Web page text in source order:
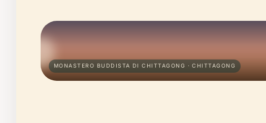
MONASTERO BUDDISTA DI CHITTAGONG · CHITTAGONG